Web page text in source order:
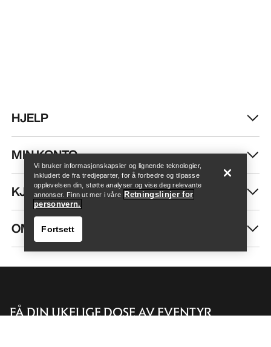
Finn butikk Help
Finn butikk
HJELP
MIN KONTO
KJØP MER
OM OSS
FÅ DIN UKELIGE DOSE AV EVENTYR
Vi bruker informasjonskapsler og lignende teknologier,
inkludert de fra tredjeparter, for å forbedre og tilpasse
opplevelsen din, støtte analyser og vise deg relevante
annonser. Finn ut mer i våre Retningslinjer for
personvern.
Fortsett